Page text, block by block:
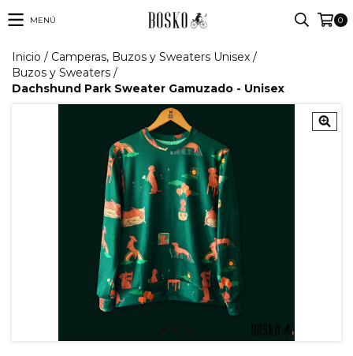
MENÚ 0
Inicio / Camperas, Buzos y Sweaters Unisex /
Buzos y Sweaters /
Dachshund Park Sweater Gamuzado - Unisex